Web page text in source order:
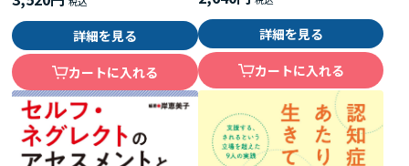
詳細を見る
カートに入れる
詳細を見る
カートに入れる